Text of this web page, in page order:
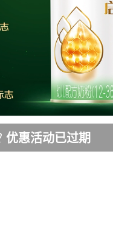
优惠活动已过期